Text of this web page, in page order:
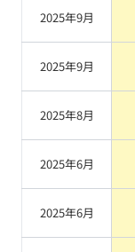
2025年9月
2025年9月
2025年8月
2025年6月
2025年6月